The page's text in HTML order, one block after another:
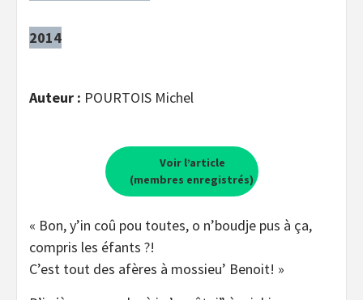
2014
Auteur : POURTOIS Michel
Voir l’article
(membres enregistrés)
« Bon, y’in coû pou toutes, o n’boudje pus à ça,
compris les éfants ?!
C’est tout des afères à mossieu’ Benoit! »